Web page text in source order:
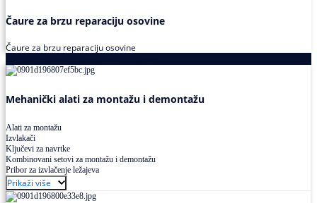
Čaure za brzu reparaciju osovine
Čaure za brzu reparaciju osovine
Mehanički alati za montažu i demontažu
Alati za montažu
Izvlakači
Ključevi za navrtke
Kombinovani setovi za montažu i demontažu
Pribor za izvlačenje ležajeva
Prikaži više